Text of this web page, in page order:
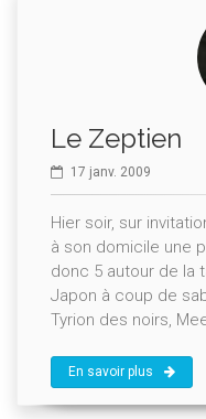
Le Zeptien
17 janv. 2009
Hier soir, sur
à son domicile une
donc 5 autour de la
Japon à coup de
Tyrion des noirs,
En savoir plus